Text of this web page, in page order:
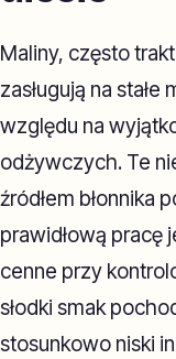
Maliny, często
zasługują na
względu na
odżywczych. Te
źródłem błonnika
prawidłową pracę
cenne przy
słodki smak
stosunkowo niski